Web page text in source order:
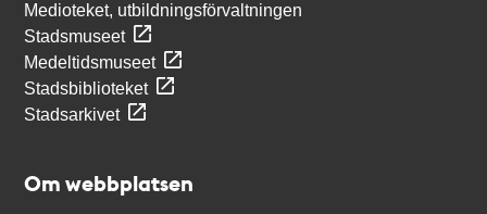
Medioteket, utbildningsförvaltningen
Stadsmuseet
Medeltidsmuseet
Stadsbiblioteket
Stadsarkivet
Om webbplatsen